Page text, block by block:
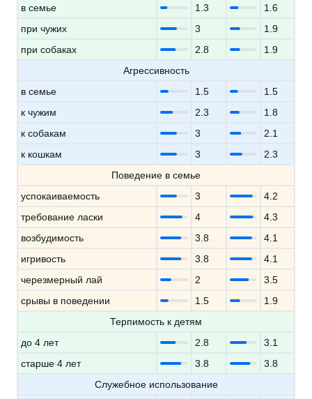
в семье
1.3
1.6
при чужих
3
1.9
при собаках
2.8
1.9
Агрессивность
в семье
1.5
1.5
к чужим
2.3
1.8
к собакам
3
2.1
к кошкам
3
2.3
Поведение в семье
успокаиваемость
3
4.2
требование ласки
4
4.3
возбудимость
3.8
4.1
игривость
3.8
4.1
черезмерный лай
2
3.5
срывы в поведении
1.5
1.9
Терпимость к детям
до 4 лет
2.8
3.1
старше 4 лет
3.8
3.8
Служебное использование